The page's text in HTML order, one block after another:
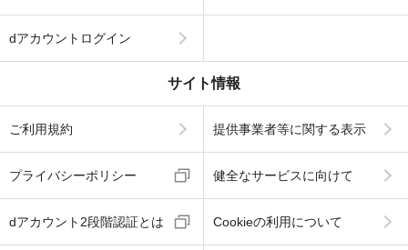
dアカウントログイン
サイト情報
ご利用規約 提供事業者等に関する表示
プライバシーポリシー 健全なサービスに向けて
dアカウント2段階認証とは Cookieの利用について